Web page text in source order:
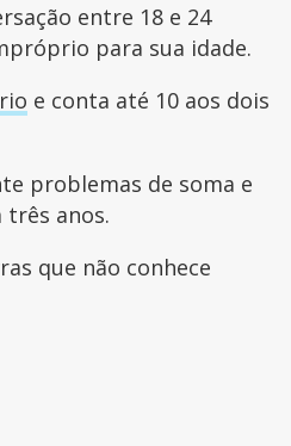
entre 18 e 24
para sua idade.
e conta até 10 aos dois
problemas de soma e
três anos.
que não conhece